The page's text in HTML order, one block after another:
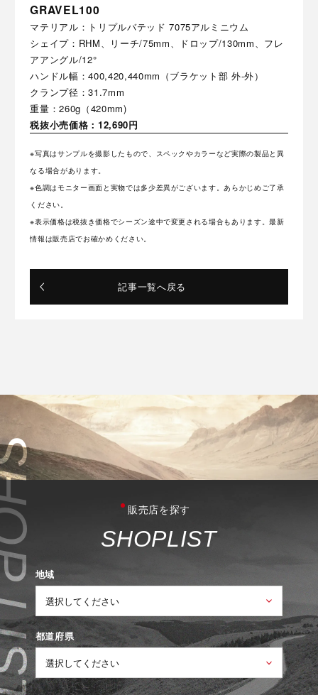
GRAVEL100
マテリアル：トリプルバテッド 7075アルミニウム
シェイプ：RHM、リーチ/75mm、ドロップ/130mm、フレ
アアングル/12°
ハンドル幅：400,420,440mm（ブラケット部 外-外）
クランプ径：31.7mm
重量：260g（420mm)
税抜小売価格：12,690円
※写真はサンプルを撮影したもので、スペックやカラーなど実際の製品と異
なる場合があります。
※色調はモニター画面と実物では多少差異がございます。あらかじめご了承
ください。
※表示価格は税抜き価格でシーズン途中で変更される場合もあります。最新
情報は販売店でお確かめください。
記事一覧へ戻る
販売店を探す
SHOPLIST
地域
都道府県